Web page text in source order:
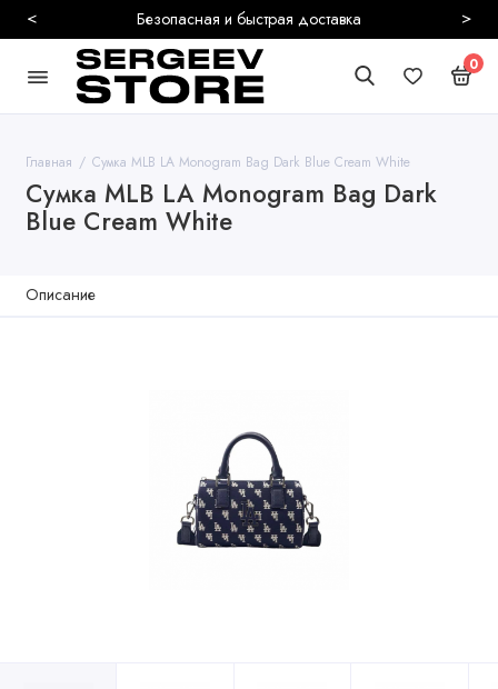
Безопасная и быстрая доставка
< >
0
Главная Сумка MLB LA Monogram Bag Dark Blue Cream White
Сумка MLB LA Monogram Bag Dark
Blue Cream White
Описание